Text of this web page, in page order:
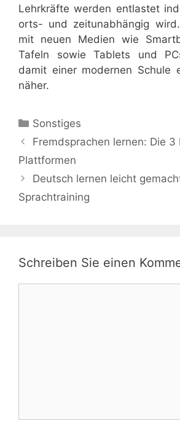
Lehrkräfte werden entlastet
orts- und zeitunabhängig
mit neuen Medien wie
Tafeln sowie Tablets und
damit einer modernen Schule
näher.
Kategorien
Sonstiges
Fremdsprachen lernen: Die 3
Plattformen
Deutsch lernen leicht
Sprachtraining
Schreiben Sie einen